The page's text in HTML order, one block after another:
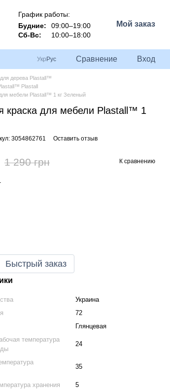
График работы:
Будние:
09:00–19:00
Сб-Вс:
10:00–18:00
Мой заказ
Укр Рус Сравнение Вход
дерева Plastall™
Plastall
мебели Plastall™ 1 кг Зеленый
краска для мебели Plastall™ 1
3054862761 Оставить отзыв
1 290 грн К сравнению
Быстрый заказ
Украина
72
Глянцевая
температура
24
35
хранения
5